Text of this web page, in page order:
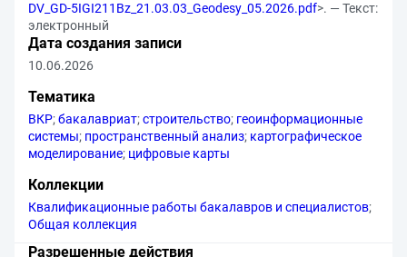
DV_GD-5IGI211Bz_21.03.03_Geodesy_05.2026.pdf>. — Текст:
электронный
Дата создания записи
10.06.2026
Тематика
ВКР;бакалавриат;строительство; геоинформационные
системы; пространственный анализ; картографическое
моделирование; цифровые карты
Коллекции
Квалификационные работы бакалавров и специалистов;
Общая коллекция
Разрешенные действия